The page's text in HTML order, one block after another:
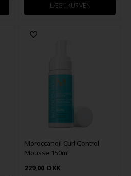
Moroccanoil Curl Control
Mousse 150ml
229,00 DKK